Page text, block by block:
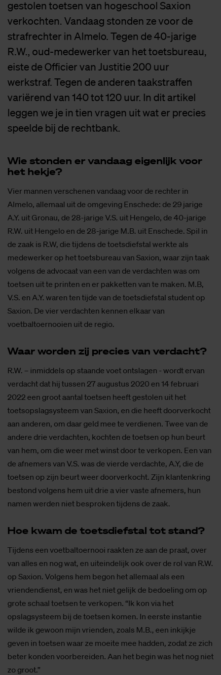
gestolen toetsen van hogeschool Saxion
verkochten. Vandaag stonden ze voor de
strafrechter in Almelo. Tegen de 40-jarige
R.W., oud-medewerker van het toetsbureau,
eiste de Officier van Justitie 200 uur
werkstraf. Tegen de anderen taakstraffen
variërend van 140 tot 120 uur. In dit artikel
leggen we je in tien vragen uit wat er precies
speelde bij de rechtbank.
Wie ston­den er van­daag ei­gen­lijk voor
het hek­je?
Vier mannen verschenen vandaag voor de rechter in
Almelo, allemaal uit de omgeving Enschede: de 29 jarige
A.Y. uit Gronau, de 28-jarige V.S. uit Hengelo, de 40-jarige
R.W. uit Hengelo en de 28-jarige M.B. uit Enschede. Spil in
de zaak is R.W, die tijdens de toetsdiefstal werkte als
medewerker op het toetsbureau van Saxion, waar zijn taak
volgens de advocaat van een van de verdachten was om
toetsen uit te printen en er pakketten van te maken. M.B,
V.S. en A.Y. waren ten tijde van de toetsdiefstal student op
Saxion. De vier verdachten kennen elkaar van
voetbaltoernooien uit de regio.
Waar wor­den zij pre­cies van ver­dacht?
R.W. – inmiddels op staande voet ontslagen - wordt ervan
verdacht dat hij tussen 27 augustus 2020 en 14 februari
2022 een groot aantal toetsen heeft gestolen uit het
toetsopslagsysteem van Saxion, en die heeft doorverkocht
aan anderen, om daar geld mee te verdienen. Twee van de
andere drie verdachten, kochten de toetsen op hun beurt
van hem, om die weer met winst door te verkopen. Een van
de afnemers van V.S. was de vierde verdachte, A.Y, die de
toetsen op zijn beurt weer doorverkocht. Zijn klantenkring
bestond volgens hem uit drie a vier vaste afnemers, hun
namen werden niet besproken tijdens de zaak.
Hoe kwam de toets­dief­stal tot stand?
Tijdens een voetbaltoernooi raakten ze aan de praat, over
van alles en nog wat, en uiteindelijk ook over de rol van R.W.
op Saxion. Volgens hem begon het allemaal als een
vriendendienst, en was het niet gelijk de bedoeling om op
grote schaal toetsen te verkopen. “Ik kon via het
opslagsysteem bij de toetsen komen. In eerste instantie
wilde ik gewoon mijn vrienden, zoals M.B., een inkijkje
geven in toetsen waar ze moeite mee hadden, zodat ze zich
beter konden voorbereiden. Aan het begin was het nog niet
zo groot.”